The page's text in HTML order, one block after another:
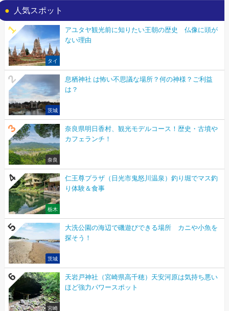
人気スポット
タイ
アユタヤ観光前に知りたい王朝の歴史 仏像に頭が
ない理由
茨城
息栖神社 は怖い不思議な場所？何の神様？ご利益
は？
奈良
奈良県明日香村、観光モデルコース！歴史・古墳や
カフェランチ！
栃木
仁王尊プラザ（日光市鬼怒川温泉）釣り堀でマス釣
り体験＆食事
茨城
大洗公園の海辺で磯遊びできる場所 カニや小魚を
探そう！
宮崎
天岩戸神社（宮崎県高千穂）天安河原は気持ち悪い
ほど強力パワースポット